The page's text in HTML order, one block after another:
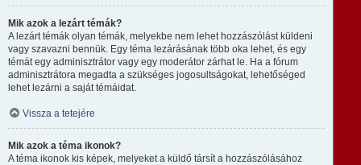
Mik azok a lezárt témák?
A lezárt témák olyan témák, melyekbe nem lehet hozzászólást küldeni
vagy szavazni bennük. Egy téma lezárásának több oka lehet, és egy
témát egy adminisztrátor vagy egy moderátor zárhat le. Ha a fórum
adminisztrátora megadta a szükséges jogosultságokat, lehetőséged
lehet lezárni a saját témáidat.
Vissza a tetejére
Mik azok a téma ikonok?
A téma ikonok kis képek, melyeket a küldő társít a hozzászólásához